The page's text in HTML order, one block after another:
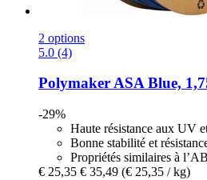
2 options
5.0 (4)
PolymakerASA Blue,
-29%
Haute résistance aux UV
Bonne stabilité et
Propriétés similaires à
€ 25,35 € 35,49 (€ 25,35 / kg)